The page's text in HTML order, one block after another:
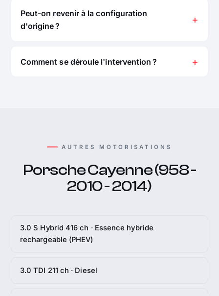
Peut-on revenir à la configuration
d'origine ?
Comment se déroule l'intervention ?
AUTRES MOTORISATIONS
Porsche Cayenne (958 -
2010 - 2014)
3.0 S Hybrid 416 ch · Essence hybride
rechargeable (PHEV)
3.0 TDI 211 ch · Diesel